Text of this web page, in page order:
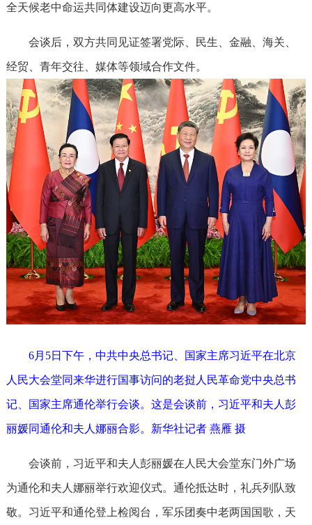
全天候老中命运共同体建设迈向更高水平。
会谈后，双方共同见证签署党际、民生、金融、海关、
经贸、青年交往、媒体等领域合作文件。
6月5日下午，中共中央总书记、国家主席习近平在北京
人民大会堂同来华进行国事访问的老挝人民革命党中央总书
记、国家主席通伦举行会谈。这是会谈前，习近平和夫人彭
丽媛同通伦和夫人娜丽合影。新华社记者 燕雁 摄
会谈前，习近平和夫人彭丽媛在人民大会堂东门外广场
为通伦和夫人娜丽举行欢迎仪式。通伦抵达时，礼兵列队致
敬。习近平和通伦登上检阅台，军乐团奏中老两国国歌，天